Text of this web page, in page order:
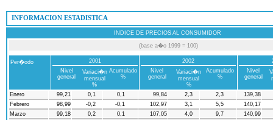
 INFORMACION ESTADISTICA
INDICE DE PRECIOS AL CONSUMIDOR
(base a�o 1999 = 100)
Per�odo
2001
Nivel
general
Variaci�n
mensual
%
Acumulado
%
2002
Nivel
general
Variaci�n
mensual
%
Acumulado
%
Nivel
general
Enero 99,21 0,1 0,1 99,84 2,3 2,3
139,38
Febrero
98,99 -0,2 -0,1 102,97 3,1 5,5
140,17
Marzo
99,18 0,2 0,1 107,05 4,0 9,7
140,99